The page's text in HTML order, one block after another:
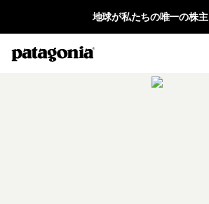
地球が私たちの唯一の株主